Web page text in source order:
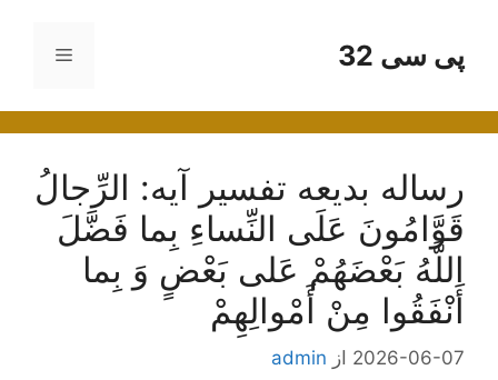
محتواپی سی 32 فهرست
رساله بدیعه تفسیر آیه: الرِّجالُ
قَوَّامُونَ عَلَى النِّساءِ بِما فَضَّلَ
اللَّهُ بَعْضَهُمْ عَلى‌ بَعْضٍ وَ بِما
أَنْفَقُوا مِنْ أَمْوالِهِمْ‌
2026-06-07 از admin